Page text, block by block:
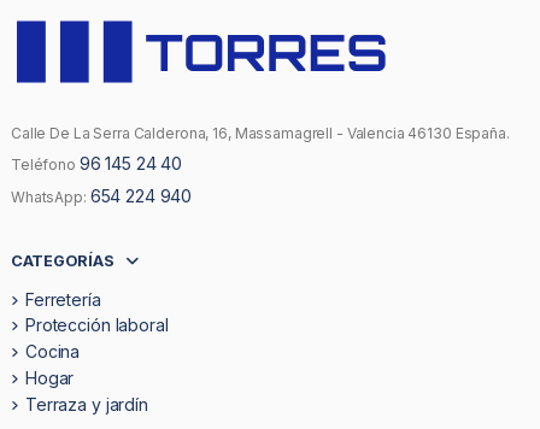
Calle De La Serra Calderona, 16, Massamagrell - Valencia 46130 España.
Teléfono 96 145 24 40
WhatsApp: 654 224 940
CATEGORÍAS
Ferretería
Protección laboral
Cocina
Hogar
Terraza y jardín